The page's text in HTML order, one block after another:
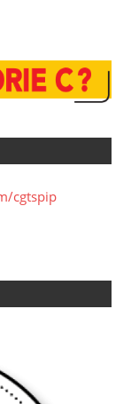
cgtspip